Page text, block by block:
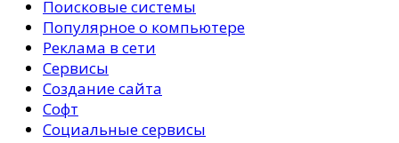
Поисковые системы
Популярное о компьютере
Реклама в сети
Сервисы
Создание сайта
Софт
Социальные сервисы